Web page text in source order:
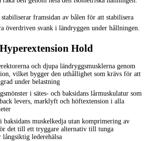
framsidan av bålen för att stabilisera
överdriven svank i ländryggen under hållningen.
Hold
och djupa ländryggsmusklerna genom
vilket bygger den uthållighet som krävs för att
under belastning
i sätes- och baksidans lårmuskulatur som
levers, marklyft och höftextension i alla
muskelkedja utan komprimering av
det till ett tryggare alternativ till tunga
lederehälsa